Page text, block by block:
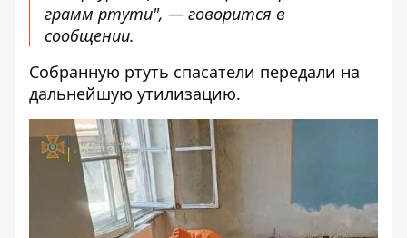
грамм ртути", — говорится в
сообщении.
Собранную ртуть спасатели передали на
дальнейшую утилизацию.